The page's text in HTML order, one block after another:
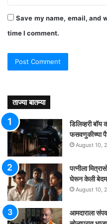
Save my name, email, and
time I comment.
ताज्या बातम्या
डिलिव्हरी
फसवणुकीच्या
August 10,
पत्नीला
घेरून केली बेदम
August 10,
आमदाराला